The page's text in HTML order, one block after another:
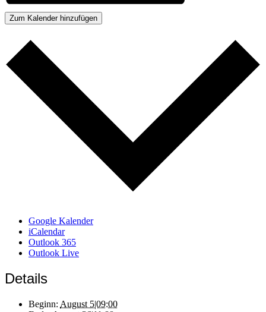
Zum Kalender hinzufügen
Google Kalender
iCalendar
Outlook 365
Outlook Live
Details
Beginn: August 5|09:00